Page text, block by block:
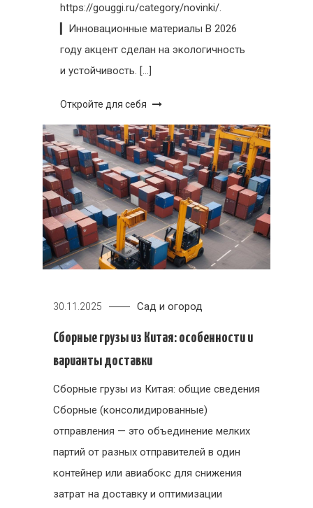
https://gouggi.ru/category/novinki/.
▎Инновационные материалы В 2026
году акцент сделан на экологичность
и устойчивость. […]
Откройте для себя
30.11.2025 Сад и огород
Сборные грузы из Китая: особенности и
варианты доставки
Сборные грузы из Китая: общие сведения
Сборные (консолидированные)
отправления — это объединение мелких
партий от разных отправителей в один
контейнер или авиабокс для снижения
затрат на доставку и оптимизации